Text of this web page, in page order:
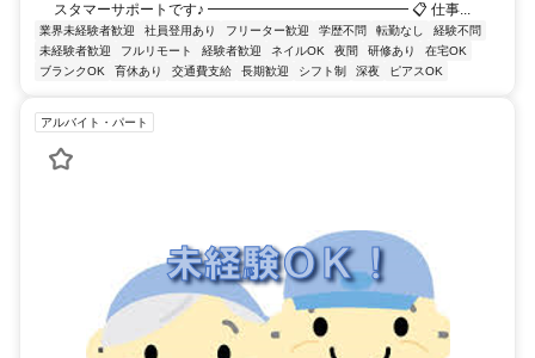
スタマーサポートです♪ ━━━━━━━━━━━━━━ 📋 仕事...
業界未経験者歓迎 社員登用あり フリーター歓迎 学歴不問 転勤なし
経験不問
未経験者歓迎
フルリモート 経験者歓迎 ネイルOK 夜間 研修あり
在宅OK
ブランクOK
育休あり 交通費支給 長期歓迎 シフト制 深夜 ピアスOK
アルバイト・パート